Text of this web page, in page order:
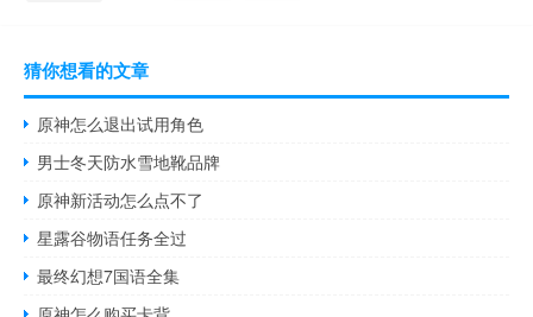
猜你想看的文章
原神怎么退出试用角色
男士冬天防水雪地靴品牌
原神新活动怎么点不了
星露谷物语任务全过
最终幻想7国语全集